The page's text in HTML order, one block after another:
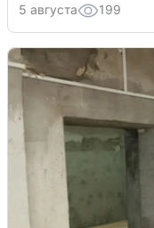
5 августа 199